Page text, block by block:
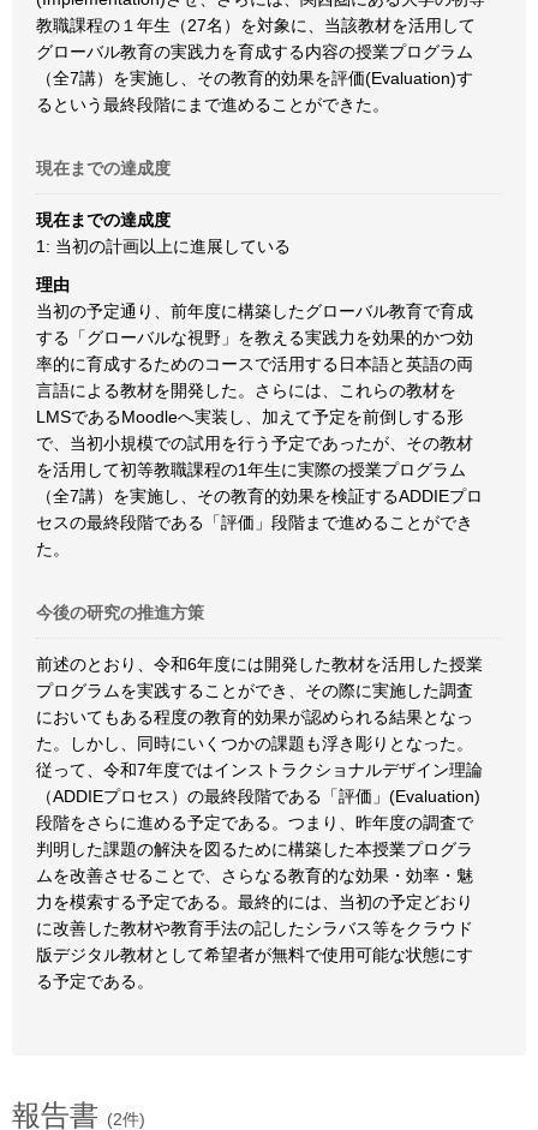
教職課程の１年生（27名）を対象に、当該教材を活用して
グローバル教育の実践力を育成する内容の授業プログラム
（全7講）を実施し、その教育的効果を評価(Evaluation)す
るという最終段階にまで進めることができた。
現在までの達成度
現在までの達成度
1: 当初の計画以上に進展している
理由
当初の予定通り、前年度に構築したグローバル教育で育成
する「グローバルな視野」を教える実践力を効果的かつ効
率的に育成するためのコースで活用する日本語と英語の両
言語による教材を開発した。さらには、これらの教材を
LMSであるMoodleへ実装し、加えて予定を前倒しする形
で、当初小規模での試用を行う予定であったが、その教材
を活用して初等教職課程の1年生に実際の授業プログラム
（全7講）を実施し、その教育的効果を検証するADDIEプロ
セスの最終段階である「評価」段階まで進めることができ
た。
今後の研究の推進方策
前述のとおり、令和6年度には開発した教材を活用した授業
プログラムを実践することができ、その際に実施した調査
においてもある程度の教育的効果が認められる結果となっ
た。しかし、同時にいくつかの課題も浮き彫りとなった。
従って、令和7年度ではインストラクショナルデザイン理論
（ADDIEプロセス）の最終段階である「評価」(Evaluation)
段階をさらに進める予定である。つまり、昨年度の調査で
判明した課題の解決を図るために構築した本授業プログラ
ムを改善させることで、さらなる教育的な効果・効率・魅
力を模索する予定である。最終的には、当初の予定どおり
に改善した教材や教育手法の記したシラバス等をクラウド
版デジタル教材として希望者が無料で使用可能な状態にす
る予定である。
報告書 (2件)